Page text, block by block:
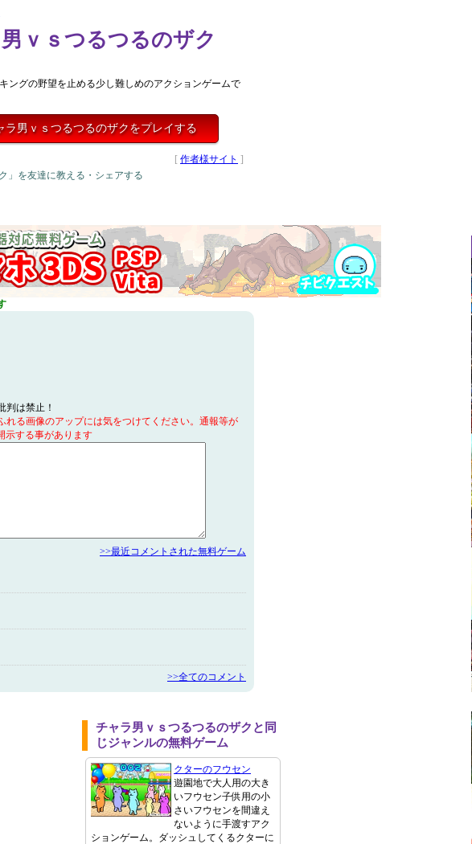
ｖｓつるつるのザク
ングの野望を止める少し難しめのアクションゲームで
男ｖｓつるつるのザクをプレイする
[ 作者様サイト ]
」を友達に教える・シェアする
判は禁止！
る画像のアップには気をつけてください。通報等が
示する事があります
>>最近コメントされた無料ゲーム
>>全てのコメント
チャラ男ｖｓつるつるのザクと同
じジャンルの無料ゲーム
クターのフウセン
遊園地で大人用の大き
いフウセン子供用の小
さいフウセンを間違え
ないように手渡すアク
ションゲーム。ダッシュしてくるクターに